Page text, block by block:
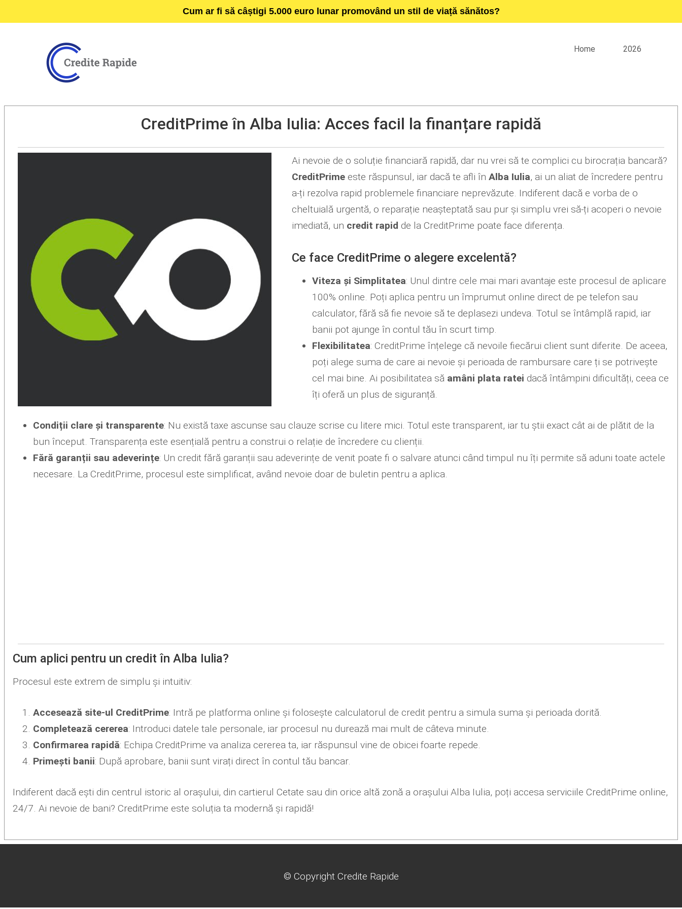
Cum ar fi să câștigi 5.000 euro lunar promovând un stil de viață sănătos?
Home 2026
CreditPrime în Alba Iulia: Acces facil la finanțare rapidă
Ai nevoie de o soluție financiară rapidă, dar nu vrei să te complici cu birocrația bancară?
CreditPrime este răspunsul, iar dacă te afli înAlba Iulia, ai un aliat de încredere pentru
a-ți rezolva rapid problemele financiare neprevăzute. Indiferent dacă e vorba de o
cheltuială urgentă, o reparație neașteptată sau pur și simplu vrei să-ți acoperi o nevoie
imediată, un credit rapid de la CreditPrime poate face diferența.
Ce face CreditPrime o alegere excelentă?
Viteza și Simplitatea: Unul dintre cele mai mari avantaje este procesul de aplicare
100% online. Poți aplica pentru un împrumut online direct de pe telefon sau
calculator, fără să fie nevoie să te deplasezi undeva. Totul se întâmplă rapid, iar
banii pot ajunge în contul tău în scurt timp.
Flexibilitatea: CreditPrime înțelege că nevoile fiecărui client sunt diferite. De aceea,
poți alege suma de care ai nevoie și perioada de rambursare care ți se potrivește
cel mai bine. Ai posibilitatea să amâni plata ratei dacă întâmpini dificultăți, ceea ce
îți oferă un plus de siguranță.
Condiții clare și transparente: Nu există taxe ascunse sau clauze scrise cu litere mici. Totul este transparent, iar tu știi exact cât ai de plătit de la
bun început. Transparența este esențială pentru a construi o relație de încredere cu clienții.
Fără garanții sau adeverințe: Un credit fără garanții sau adeverințe de venit poate fi o salvare atunci când timpul nu îți permite să aduni toate actele
necesare. La CreditPrime, procesul este simplificat, având nevoie doar de buletin pentru a aplica.
Cum aplici pentru un credit în Alba Iulia?
Procesul este extrem de simplu și intuitiv:
Accesează site-ul CreditPrime: Intră pe platforma online și folosește calculatorul de credit pentru a simula suma și perioada dorită.
Completează cererea: Introduci datele tale personale, iar procesul nu durează mai mult de câteva minute.
Confirmarea rapidă: Echipa CreditPrime va analiza cererea ta, iar răspunsul vine de obicei foarte repede.
Primești banii: După aprobare, banii sunt virați direct în contul tău bancar.
Indiferent dacă ești din centrul istoric al orașului, din cartierul Cetate sau din orice altă zonă a orașului Alba Iulia, poți accesa serviciile CreditPrime online,
24/7. Ai nevoie de bani? CreditPrime este soluția ta modernă și rapidă!
© Copyright Credite Rapide